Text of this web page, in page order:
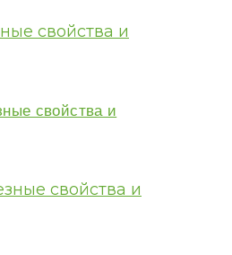
свойства и
свойства и